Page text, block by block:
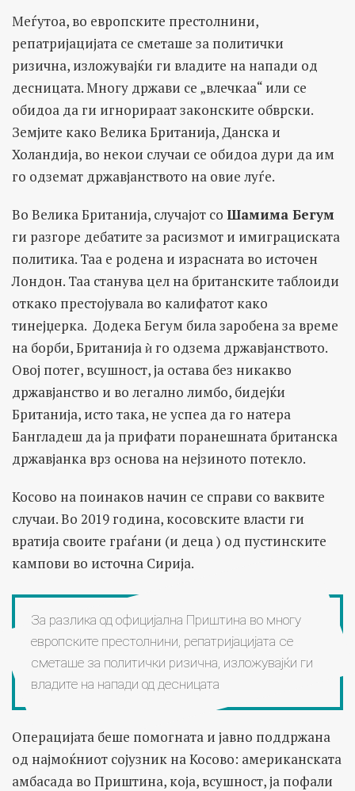
Меѓутоа, во европските престолнини,
репатријацијата се сметаше за политички
ризична, изложувајќи ги владите на напади од
десницата. Многу држави се „влечкаа“ или се
обидоа да ги игнорираат законските обврски.
Земјите како Велика Британија, Данска и
Холандија, во некои случаи се обидоа дури да им
го одземат државјанството на овие луѓе.
Во Велика Британија, случајот со Шамима Бегум
ги разгоре дебатите за расизмот и имиграциската
политика. Таа е родена и израсната во источен
Лондон. Таа станува цел на британските таблоиди
откако престојувала во калифатот како
тинејџерка. Додека Бегум била заробена за време
на борби, Британија ѝ го одзема државјанството.
Овој потег, всушност, ја остава без никакво
државјанство и во легално лимбо, бидејќи
Британија, исто така, не успеа да го натера
Бангладеш да ја прифати поранешната британска
државјанка врз основа на нејзиното потекло.
Косово на поинаков начин се справи со ваквите
случаи. Во 2019 година, косовските власти ги
вратија своите граѓани (и деца ) од пустинските
кампови во источна Сирија.
За разлика од официјална Приштина во многу
европските престолнини, репатријацијата се
сметаше за политички ризична, изложувајќи ги
владите на напади од десницата
Операцијата беше помогната и јавно поддржана
од најмоќниот сојузник на Косово: американската
амбасада во Приштина, која, всушност, ја пофали